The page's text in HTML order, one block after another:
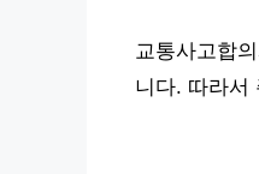
교통사고합
니다. 따라서